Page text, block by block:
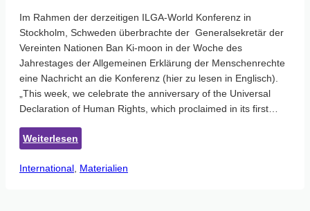
Im Rahmen der derzeitigen ILGA-World Konferenz in
Stockholm, Schweden überbrachte der Generalsekretär der
Vereinten Nationen Ban Ki-moon in der Woche des
Jahrestages der Allgemeinen Erklärung der Menschenrechte
eine Nachricht an die Konferenz (hier zu lesen in Englisch).
„This week, we celebrate the anniversary of the Universal
Declaration of Human Rights, which proclaimed in its first…
Weiterlesen
Der
Generalsekretär
International Materialien